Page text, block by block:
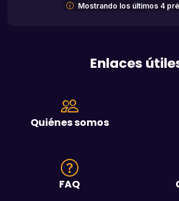
Mostrando los últimos 4
Enlaces
Quiénes somos
FAQ